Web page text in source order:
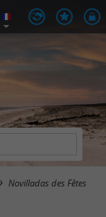
Novilladas des Fêtes